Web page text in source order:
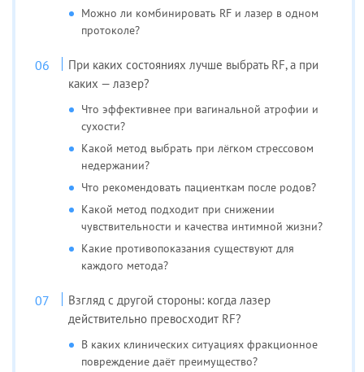
Можно ли комбинировать RF и лазер в одном
протоколе?
При каких состояниях лучше выбрать RF, а при
каких — лазер?
Что эффективнее при вагинальной атрофии и
сухости?
Какой метод выбрать при лёгком стрессовом
недержании?
Что рекомендовать пациенткам после родов?
Какой метод подходит при снижении
чувствительности и качества интимной жизни?
Какие противопоказания существуют для
каждого метода?
Взгляд с другой стороны: когда лазер
действительно превосходит RF?
В каких клинических ситуациях фракционное
повреждение даёт преимущество?